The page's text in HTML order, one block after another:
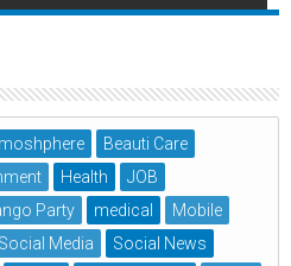
Beauti Care
Health
JOB
Party medical
Mobile
Social Media
Social News